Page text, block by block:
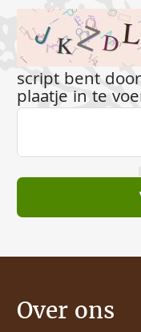
script bent
plaatje in te
Over ons